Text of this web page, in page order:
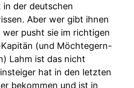
in der deutschen
Aber wer gibt ihnen
pusht sie im richtigen
(und Möchtegern-
Lahm ist das nicht
hat in den letzten
bekommen und ist in